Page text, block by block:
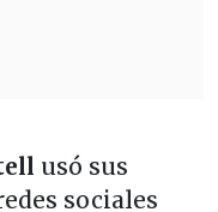
usó sus
sociales